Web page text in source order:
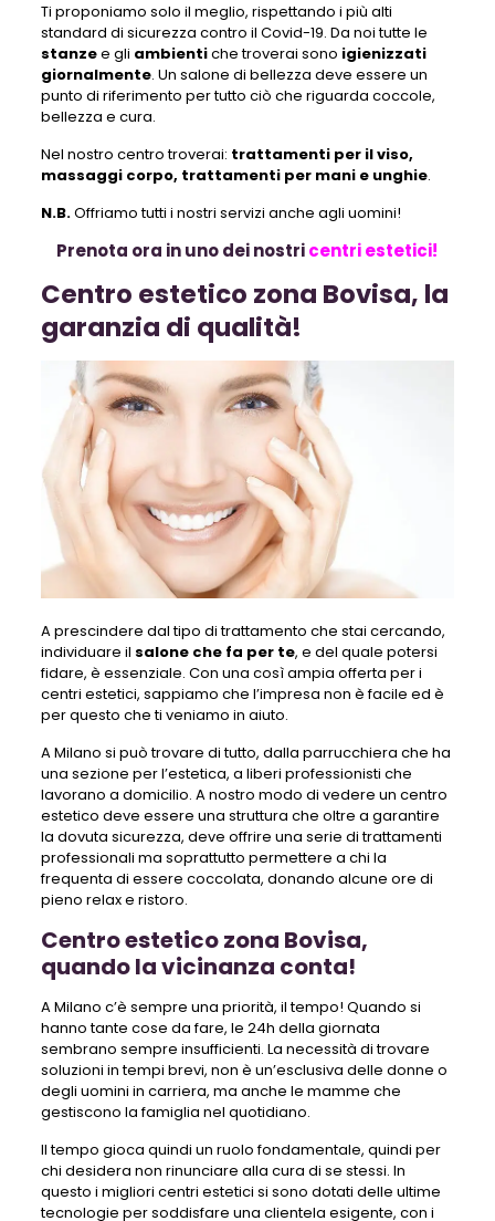
Ti proponiamo solo il meglio, rispettando i più alti
standard di sicurezza contro il Covid-19. Da noi tutte le
stanzee gli ambientiche troverai sono igienizzati
giornalmente. Un salone di bellezza deve essere un
punto di riferimento per tutto ciò che riguarda coccole,
bellezza e cura.
Nel nostro centro troverai: trattamenti per il viso,
massaggi corpo, trattamenti per mani e unghie.
N.B.Offriamo tutti i nostri servizi anche agli uomini!
Prenota ora in uno dei nostricentri estetici!
Centro estetico zona Bovisa, la
garanzia di qualità!
A prescindere dal tipo di trattamento che stai cercando,
individuare il salone che fa per te, e del quale potersi
fidare, è essenziale. Con una così ampia offerta per i
centri estetici, sappiamo che l’impresa non è facile ed è
per questo che ti veniamo in aiuto.
A Milano si può trovare di tutto, dalla parrucchiera che ha
una sezione per l’estetica, a liberi professionisti che
lavorano a domicilio. A nostro modo di vedere un centro
estetico deve essere una struttura che oltre a garantire
la dovuta sicurezza, deve offrire una serie di trattamenti
professionali ma soprattutto permettere a chi la
frequenta di essere coccolata, donando alcune ore di
pieno relax e ristoro.
Centro estetico zona Bovisa,
quando la vicinanza conta!
A Milano c’è sempre una priorità, il tempo! Quando si
hanno tante cose da fare, le 24h della giornata
sembrano sempre insufficienti. La necessità di trovare
soluzioni in tempi brevi, non è un’esclusiva delle donne o
degli uomini in carriera, ma anche le mamme che
gestiscono la famiglia nel quotidiano.
Il tempo gioca quindi un ruolo fondamentale, quindi per
chi desidera non rinunciare alla cura di se stessi. In
questo i migliori centri estetici si sono dotati delle ultime
tecnologie per soddisfare una clientela esigente, con i